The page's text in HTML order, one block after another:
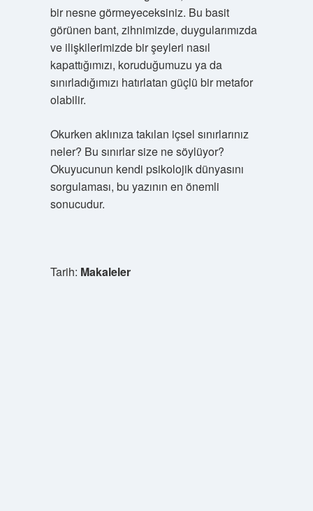
bir nesne görmeyeceksiniz. Bu basit
görünen bant, zihnimizde, duygularımızda
ve ilişkilerimizde bir şeyleri nasıl
kapattığımızı, koruduğumuzu ya da
sınırladığımızı hatırlatan güçlü bir metafor
olabilir.
Okurken aklınıza takılan içsel sınırlarınız
neler? Bu sınırlar size ne söylüyor?
Okuyucunun kendi psikolojik dünyasını
sorgulaması, bu yazının en önemli
sonucudur.
Tarih: Makaleler